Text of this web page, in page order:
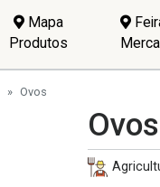
Mapa
Produtos
Ovos
Ovos